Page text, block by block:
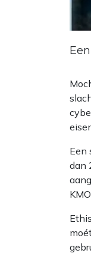
Een
dan